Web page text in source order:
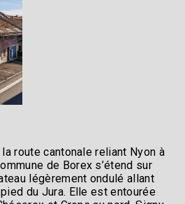
route cantonale reliant Nyon à
de Borex s’étend sur
légèrement ondulé allant
du Jura. Elle est entourée